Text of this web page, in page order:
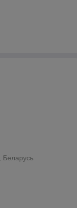
Беларусь